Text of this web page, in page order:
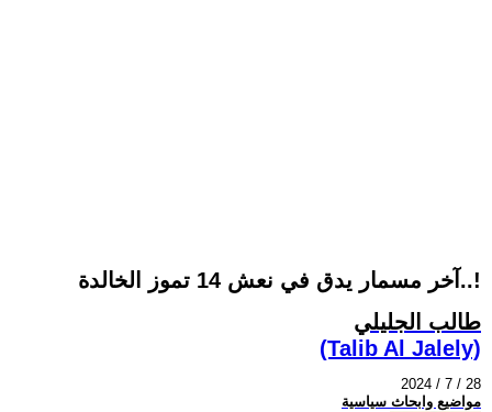
آخر مسمار يدق في نعش 14 تموز الخالدة..!
طالب الجليلي
(Talib Al Jalely)
2024 / 7 / 28
مواضيع وابحاث سياسية